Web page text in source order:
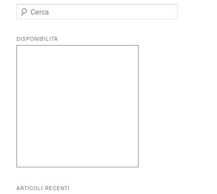
e
c
a
DISPONIBILITÀ
ARTICOLI RECENTI